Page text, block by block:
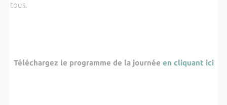
tous.
Téléchargez le programme de la journée en cliquant ici